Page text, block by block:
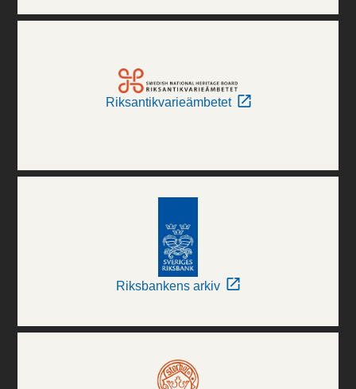
Riksantikvarieämbetet
Riksbankens arkiv